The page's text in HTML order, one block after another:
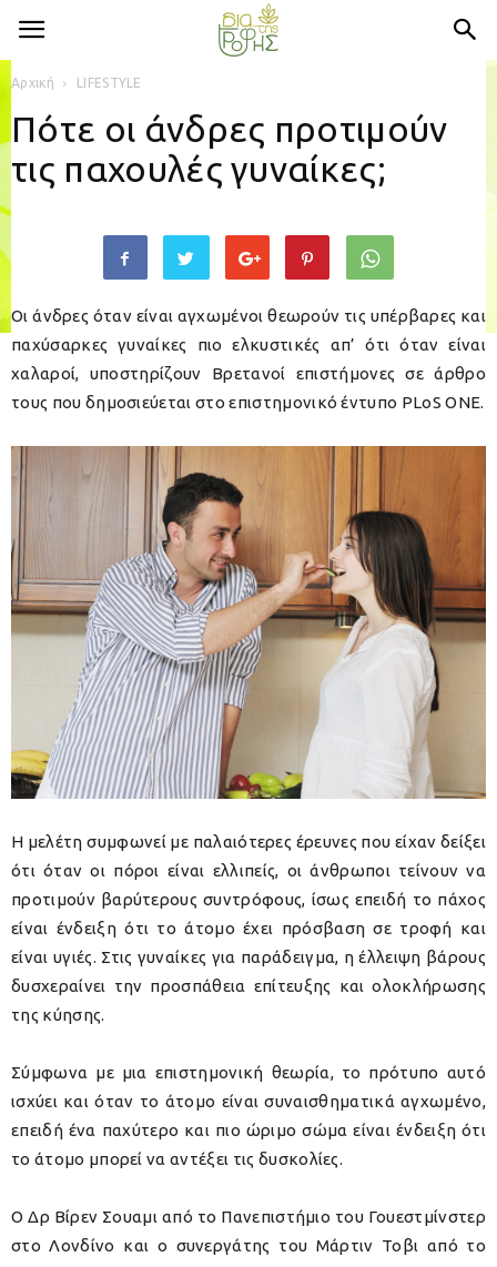
Αρχική LIFESTYLE
Πότε οι άνδρες προτιμούν
τις παχουλές γυναίκες;
Οι άνδρες όταν είναι αγχωμένοι θεωρούν τις υπέρβαρες και
παχύσαρκες γυναίκες πιο ελκυστικές απ’ ότι όταν είναι
χαλαροί, υποστηρίζουν Βρετανοί επιστήμονες σε άρθρο
τους που δημοσιεύεται στο επιστημονικό έντυπο PLoS ONE.
Η μελέτη συμφωνεί με παλαιότερες έρευνες που είχαν δείξει
ότι όταν οι πόροι είναι ελλιπείς, οι άνθρωποι τείνουν να
προτιμούν βαρύτερους συντρόφους, ίσως επειδή το πάχος
είναι ένδειξη ότι το άτομο έχει πρόσβαση σε τροφή και
είναι υγιές. Στις γυναίκες για παράδειγμα, η έλλειψη βάρους
δυσχεραίνει την προσπάθεια επίτευξης και ολοκλήρωσης
της κύησης.
Σύμφωνα με μια επιστημονική θεωρία, το πρότυπο αυτό
ισχύει και όταν το άτομο είναι συναισθηματικά αγχωμένο,
επειδή ένα παχύτερο και πιο ώριμο σώμα είναι ένδειξη ότι
το άτομο μπορεί να αντέξει τις δυσκολίες.
Ο Δρ Βίρεν Σουαμι από το Πανεπιστήμιο του Γουεστμίνστερ
στο Λονδίνο και ο συνεργάτης του Μάρτιν Τοβι από το